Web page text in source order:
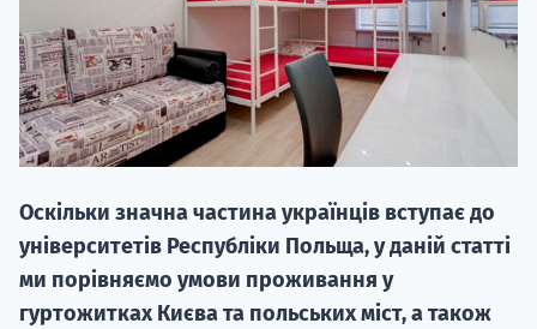
Оскільки значна частина українців вступає до
університетів Республіки Польща, у даній статті
ми порівняємо умови проживання у
гуртожитках Києва та польських міст, а також
НАБІР